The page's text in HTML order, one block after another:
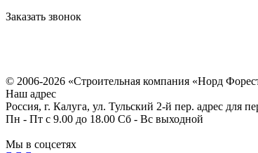
Заказать звонок
© 2006-2026 «Строительная компания «Норд
Наш адрес
Россия, г. Калуга, ул. Тульский 2-й пер. адрес для
Пн - Пт с 9.00 до 18.00 Сб - Вс выходной
Мы в соцсетях